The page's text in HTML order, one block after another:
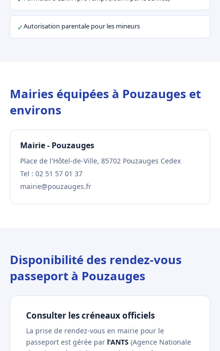
✓Autorisation parentale pour les mineurs
Mairies équipées à Pouzauges et
environs
Mairie - Pouzauges
Place de l'Hôtel-de-Ville, 85702 Pouzauges Cedex
Tel : 02 51 57 01 37
mairie@pouzauges.fr
Disponibilité des rendez-vous
passeport à Pouzauges
Consulter les créneaux officiels
La prise de rendez-vous en mairie pour le
passeport est gérée par l'ANTS (Agence Nationale